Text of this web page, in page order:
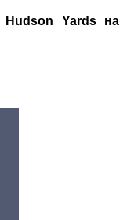
Hudson Yards на